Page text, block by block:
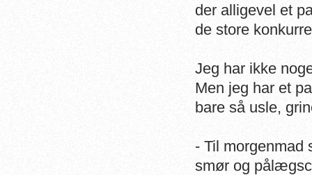
der alligevel et
de store
Jeg har ikke
Men jeg har et
bare så usle,
- Til morgenmad
smør og